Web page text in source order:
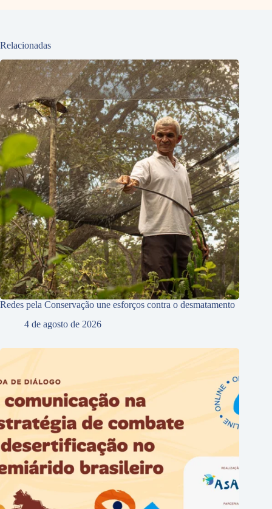
Relacionadas
Redes pela Conservação une esforços contra o desmatamento
4 de agosto de 2026